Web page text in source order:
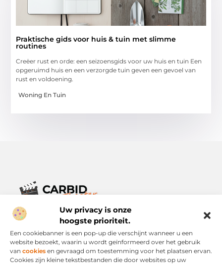
Uw privacy is onze
hoogste prioriteit.
Een cookiebanner is een pop-up die verschijnt wanneer u een
website bezoekt, waarin u wordt geïnformeerd over het gebruik
van cookies en gevraagd om toestemming voor het plaatsen ervan.
Cookies zijn kleine tekstbestanden die door websites op uw
Praktische gids voor huis & tuin met slimme
routines
Creëer rust en orde: een seizoensgids voor uw huis en tuin Een
opgeruimd huis en een verzorgde tuin geven een gevoel van
rust en voldoening.
Woning En Tuin
Verhalen die het alledaagse leven verrijken.
Ontdek een breed scala aan blogs en artikelen die je inspireren,
informeren en verrijken – voor elke dag, voor iedereen.
Bericht categorie